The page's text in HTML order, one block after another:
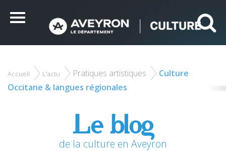
Menu
Accueil L'actu Pratiques artistiques
Culture
Occitane & langues régionales
Le blog
de la culture en Aveyron
ceux que vous souhaitez activer
Tout accepter Tout refuser Personnaliser